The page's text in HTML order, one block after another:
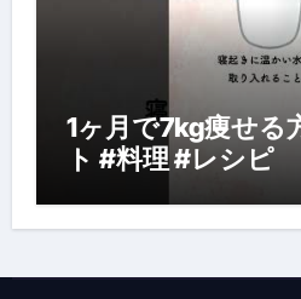
1ヶ月で7kg痩せる
ト #料理 #レシピ